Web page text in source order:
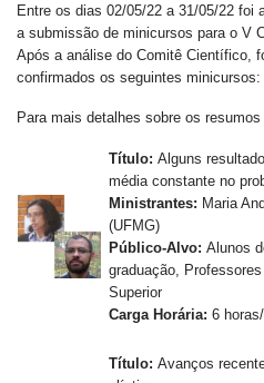
Entre os dias 02/05/22 a 31/05/22 foi
a submissão de minicursos para o V
Após a análise do Comitê Científico,
confirmados os seguintes minicursos:
Para mais detalhes sobre os
Título: Alguns
média constante no
Ministrantes: Maria
(UFMG)
Público-Alvo: Alunos
graduação,
Superior
Carga Horária: 6
Título: Avanços